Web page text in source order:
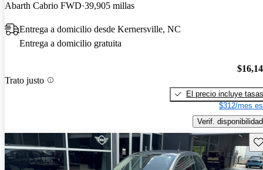
Abarth Cabrio FWD 39,905 millas
Entrega a domicilio desde Kernersville, NC
Entrega a domicilio gratuita
Trato justo
El precio incluye tasas
$312/mes
Verif. disponibilidad